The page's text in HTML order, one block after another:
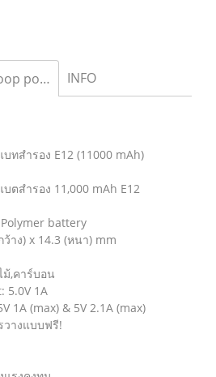
E12 แบทสำรอง / eloop power bank INFO
ทสำรอง E12 (11000 mAh)
ตสำรอง 11,000 mAh E12
battery
าง) x 14.3 (หนา) mm
ม้,คาร์บอน
5.0V 1A
1A (max) & 5V 2.1A (max)
วางแบบฟรี!